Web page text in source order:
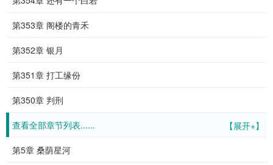
第353章 阁楼的青禾
第352章 银月
第351章 打工缘份
第350章 判刑
【展开+】
查看全部章节列表......
第5章 桑荫星河